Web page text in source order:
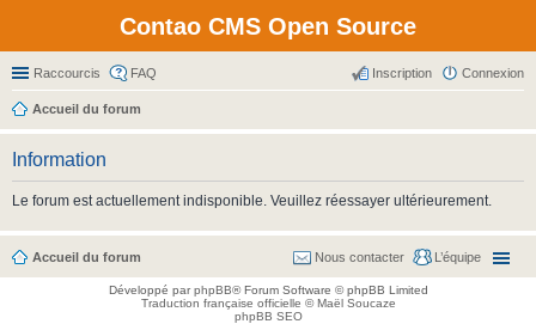
Contao CMS Open Source
Raccourcis FAQ Connexion
Inscription
Accueil du forum
Information
Le forum est actuellement indisponible. Veuillez réessayer ultérieurement.
Accueil du forum L’équipe
Nous contacter
Développé parphpBB® Forum Software © phpBB Limited
Traduction française officielle ©Maël Soucaze
phpBB SEO